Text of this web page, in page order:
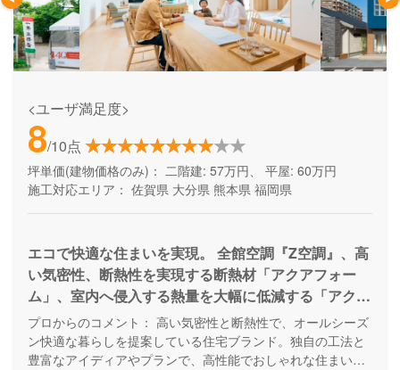
<ユーザ満足度>
8/10点
坪単価(建物価格のみ)： 二階建: 57万円、 平屋: 60万円
施工対応エリア： 佐賀県 大分県 熊本県 福岡県
エコで快適な住まいを実現。 全館空調『Z空調』、高
い気密性、断熱性を実現する断熱材「アクアフォー
ム」、室内へ侵入する熱量を大幅に低減する「アクア
シルバーウォールライト」など独自工法でオールシー
ズン快適な暮らしをご提供します。
プロからのコメント： 高い気密性と断熱性で、オールシーズ
ン快適な暮らしを提案している住宅ブランド。独自の工法と
豊富なアイディアやプランで、高性能でおしゃれな住まいを